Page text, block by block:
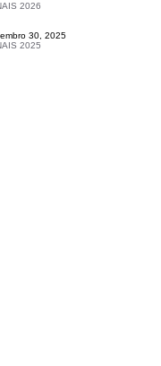
2026
30, 2025
2025